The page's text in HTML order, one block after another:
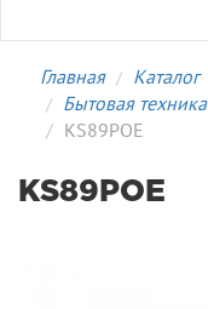
Главная Каталог
Бытовая техника
KS89POE
KS89POE